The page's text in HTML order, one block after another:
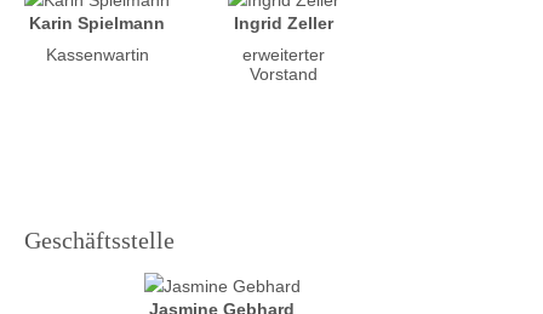
Karin Spielmann
Kassenwartin
Ingrid Zeller
erweiterter
Vorstand
Geschäftsstelle
Jasmine Gebhard